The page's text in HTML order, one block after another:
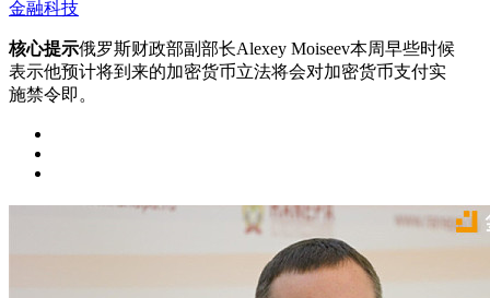
金融科技
核心提示俄罗斯财政部副部长Alexey Moiseev本周早些时候
表示他预计将到来的加密货币立法将会对加密货币支付实
施禁令即。